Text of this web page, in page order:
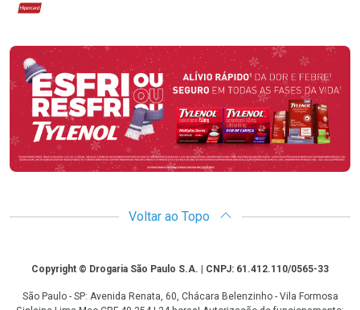
Hipercard
Promoção em Destaque
Voltar ao Topo
CopyrightCopyright © Drogaria São Paulo S.A. | CNPJ: 61.412.110/0565-33
São Paulo - SP: Avenida Renata, 60, Chácara Belenzinho - Vila Formosa